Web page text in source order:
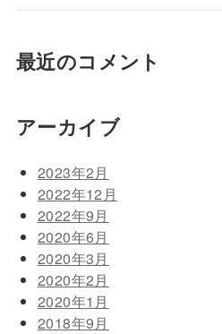
最近のコメント
アーカイブ
2023年2月
2022年12月
2022年9月
2020年6月
2020年3月
2020年2月
2020年1月
2018年9月